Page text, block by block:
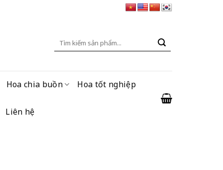
Tìm
Hoa chia buồn Hoa tốt nghiệp
Liên hệ